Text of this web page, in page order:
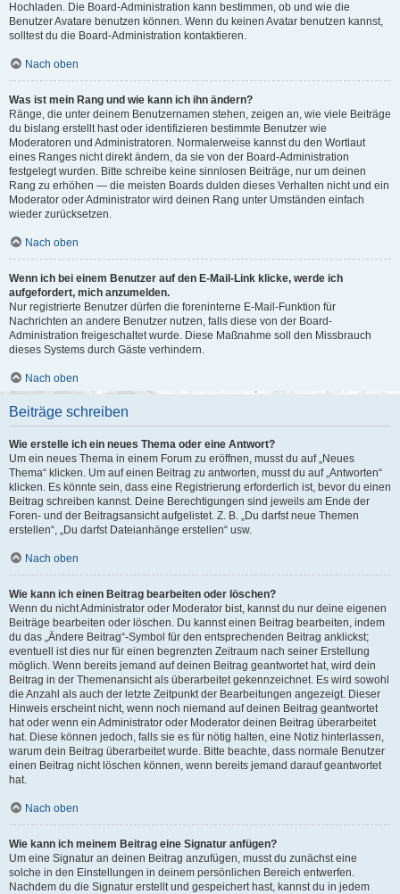
Hochladen. Die Board-Administration kann bestimmen, ob und wie die
Benutzer Avatare benutzen können. Wenn du keinen Avatar benutzen kannst,
solltest du die Board-Administration kontaktieren.
Nach oben
Was ist mein Rang und wie kann ich ihn ändern?
Ränge, die unter deinem Benutzernamen stehen, zeigen an, wie viele Beiträge
du bislang erstellt hast oder identifizieren bestimmte Benutzer wie
Moderatoren und Administratoren. Normalerweise kannst du den Wortlaut
eines Ranges nicht direkt ändern, da sie von der Board-Administration
festgelegt wurden. Bitte schreibe keine sinnlosen Beiträge, nur um deinen
Rang zu erhöhen — die meisten Boards dulden dieses Verhalten nicht und ein
Moderator oder Administrator wird deinen Rang unter Umständen einfach
wieder zurücksetzen.
Nach oben
Wenn ich bei einem Benutzer auf den E-Mail-Link klicke, werde ich
aufgefordert, mich anzumelden.
Nur registrierte Benutzer dürfen die foreninterne E-Mail-Funktion für
Nachrichten an andere Benutzer nutzen, falls diese von der Board-
Administration freigeschaltet wurde. Diese Maßnahme soll den Missbrauch
dieses Systems durch Gäste verhindern.
Nach oben
Beiträge schreiben
Wie erstelle ich ein neues Thema oder eine Antwort?
Um ein neues Thema in einem Forum zu eröffnen, musst du auf „Neues
Thema“ klicken. Um auf einen Beitrag zu antworten, musst du auf „Antworten“
klicken. Es könnte sein, dass eine Registrierung erforderlich ist, bevor du einen
Beitrag schreiben kannst. Deine Berechtigungen sind jeweils am Ende der
Foren- und der Beitragsansicht aufgelistet. Z. B. „Du darfst neue Themen
erstellen“, „Du darfst Dateianhänge erstellen“ usw.
Nach oben
Wie kann ich einen Beitrag bearbeiten oder löschen?
Wenn du nicht Administrator oder Moderator bist, kannst du nur deine eigenen
Beiträge bearbeiten oder löschen. Du kannst einen Beitrag bearbeiten, indem
du das „Ändere Beitrag“-Symbol für den entsprechenden Beitrag anklickst;
eventuell ist dies nur für einen begrenzten Zeitraum nach seiner Erstellung
möglich. Wenn bereits jemand auf deinen Beitrag geantwortet hat, wird dein
Beitrag in der Themenansicht als überarbeitet gekennzeichnet. Es wird sowohl
die Anzahl als auch der letzte Zeitpunkt der Bearbeitungen angezeigt. Dieser
Hinweis erscheint nicht, wenn noch niemand auf deinen Beitrag geantwortet
hat oder wenn ein Administrator oder Moderator deinen Beitrag überarbeitet
hat. Diese können jedoch, falls sie es für nötig halten, eine Notiz hinterlassen,
warum dein Beitrag überarbeitet wurde. Bitte beachte, dass normale Benutzer
einen Beitrag nicht löschen können, wenn bereits jemand darauf geantwortet
hat.
Nach oben
Wie kann ich meinem Beitrag eine Signatur anfügen?
Um eine Signatur an deinen Beitrag anzufügen, musst du zunächst eine
solche in den Einstellungen in deinem persönlichen Bereich entwerfen.
Nachdem du die Signatur erstellt und gespeichert hast, kannst du in jedem